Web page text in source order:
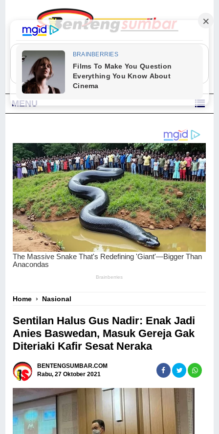
"Sesungguhnya Allah dan para malaikat-Nya berselawat untuk Nabi.
Wahai orang-orang yang beriman, berselawatlah kamu untuk Nabi dan
ucapkanlah salam dengan penuh penghormatan kepadanya." (Qs. Al
Ahzab Ayat 56)
MENU
Home › Nasional
Sentilan Halus Gus Nadir: Enak Jadi
Anies Baswedan, Masuk Gereja Gak
Diteriaki Kafir Sesat Neraka
BENTENGSUMBAR.COM
Rabu, 27 Oktober 2021